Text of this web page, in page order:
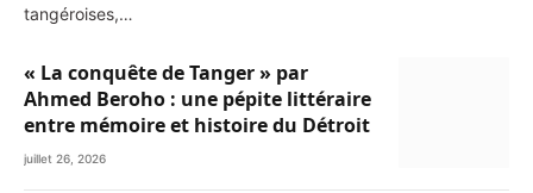
tangéroises,…
« La conquête de Tanger » par
Ahmed Beroho : une pépite littéraire
entre mémoire et histoire du Détroit
juillet 26, 2026